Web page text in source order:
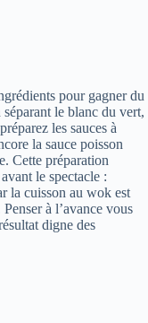
pour gagner du
le blanc du vert,
les sauces à
la sauce poisson
Cette préparation
le spectacle :
la cuisson au wok est
à l’avance vous
digne des